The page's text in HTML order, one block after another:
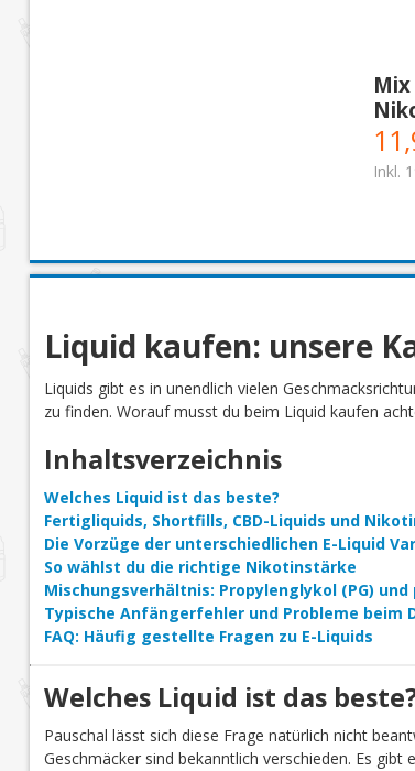
Inkl.
Liquid kaufen: unsere
Liquids gibt es in unendlich vielen
zu finden. Worauf musst du beim Liquid kaufen
Inhaltsverzeichnis
Welches Liquid ist das beste?
Fertigliquids, Shortfills, CBD-Liquids und
Die Vorzüge der unterschiedlichen E-Liquid
So wählst du die richtige Nikotinstärke
Mischungsverhältnis: Propylenglykol (PG) und
Typische Anfängerfehler und Probleme beim
FAQ: Häufig gestellte Fragen zu E-Liquids
Welches Liquid ist das
Pauschal lässt sich diese Frage natürlich nicht
Geschmäcker sind bekanntlich verschieden. Es gibt